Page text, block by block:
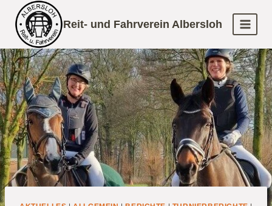
Inhalt
springen
Reit- und Fahrverein Albersloh